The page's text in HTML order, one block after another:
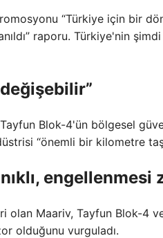
“Türkiye için bir
raporu. Türkiye'nin
Blok-4'ün bölgesel
“önemli bir kilometre
engellenmesi
olan Maariv, Tayfun Blok-4
olduğunu vurguladı.